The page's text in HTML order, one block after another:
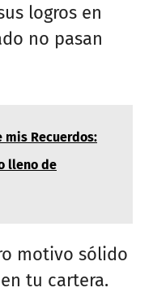
logros en
no pasan
mis Recuerdos:
lleno de
motivo sólido
tu cartera.